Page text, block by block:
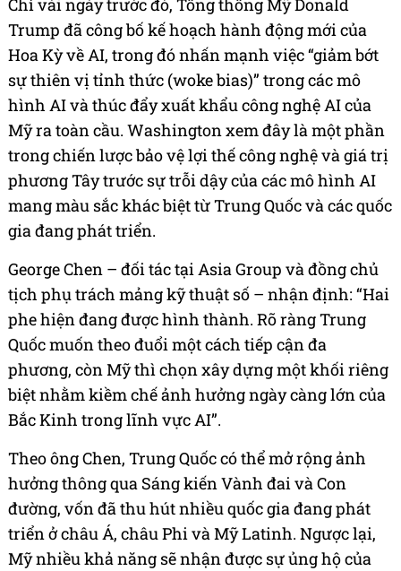
Chỉ vài ngày trước đó, Tổng thống Mỹ Donald
Trump đã công bố kế hoạch hành động mới của
Hoa Kỳ về AI, trong đó nhấn mạnh việc “giảm bớt
sự thiên vị tỉnh thức (woke bias)” trong các mô
hình AI và thúc đẩy xuất khẩu công nghệ AI của
Mỹ ra toàn cầu. Washington xem đây là một phần
trong chiến lược bảo vệ lợi thế công nghệ và giá trị
phương Tây trước sự trỗi dậy của các mô hình AI
mang màu sắc khác biệt từ Trung Quốc và các quốc
gia đang phát triển.
George Chen – đối tác tại Asia Group và đồng chủ
tịch phụ trách mảng kỹ thuật số – nhận định: “Hai
phe hiện đang được hình thành. Rõ ràng Trung
Quốc muốn theo đuổi một cách tiếp cận đa
phương, còn Mỹ thì chọn xây dựng một khối riêng
biệt nhằm kiềm chế ảnh hưởng ngày càng lớn của
Bắc Kinh trong lĩnh vực AI”.
Theo ông Chen, Trung Quốc có thể mở rộng ảnh
hưởng thông qua Sáng kiến Vành đai và Con
đường, vốn đã thu hút nhiều quốc gia đang phát
triển ở châu Á, châu Phi và Mỹ Latinh. Ngược lại,
Mỹ nhiều khả năng sẽ nhận được sự ủng hộ của